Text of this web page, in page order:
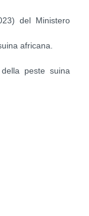
del Ministero
africana.
peste suina